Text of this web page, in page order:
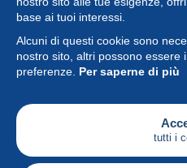
base ai tuoi interessi.
Alcuni di questi cookie sono
nostro sito, altri possono essere
preferenze. Per saperne di più
tutti i
Collezione
Novità
Funzione
Società
Servizi